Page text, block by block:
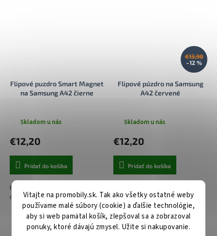
Vitajte na promobily.sk. Tak ako všetky ostatné weby
používame malé súbory (cookie) a ďalšie technológie,
aby si web pamätal košík, zlepšoval sa a zobrazoval
ponuky, ktoré dávajú zmysel. Užite si nakupovanie.
Flipové puzdro Smart Magnet
na Samsung A42 čierne
Skladom u nás
€12,20
Pridať do košíka
Flipové puzdro Smart Magnet na
mobil Samsung A42 čierne
€13,90
–12 %
Flipové púzdro na Samsung
A42 červené
Skladom u nás
€12,20
Pridať do košíka
Samsung A42 červené